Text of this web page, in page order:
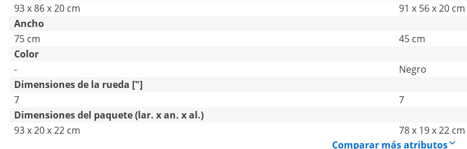
93 x 86 x 20 cm
91 x 56 x 20 cm
Ancho
75 cm
45 cm
Color
-
Negro
Dimensiones de la rueda ["]
7
7
Dimensiones del paquete (lar. x an. x al.)
93 x 20 x 22 cm
78 x 19 x 22 cm
Comparar más atributos